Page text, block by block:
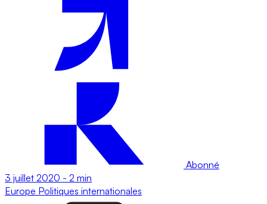
Abonné
3 juillet 2020 - 2 min
Europe Politiques internationales